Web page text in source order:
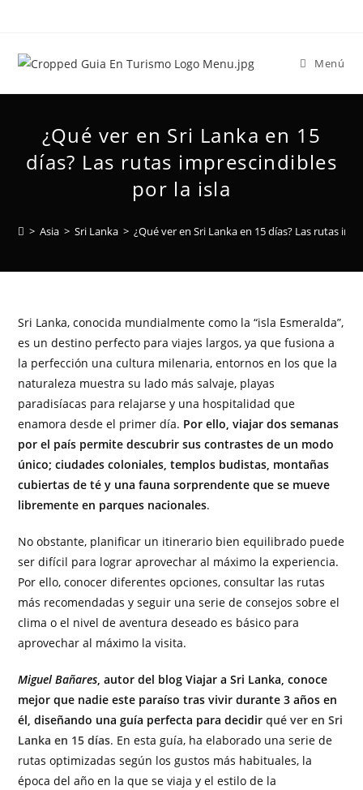
Menú
¿Qué ver en Sri Lanka en 15
días? Las rutas imprescindibles
por la isla
> Asia > Sri Lanka > ¿Qué ver en Sri Lanka en 15 días? Las rutas
Sri Lanka, conocida mundialmente como la “isla Esmeralda”,
es un destino perfecto para viajes largos, ya que fusiona a
la perfección una cultura milenaria, entornos en los que la
naturaleza muestra su lado más salvaje, playas
paradisíacas para relajarse y una hospitalidad que
enamora desde el primer día. Por ello, viajar dos semanas
por el país permite descubrir sus contrastes de un modo
único; ciudades coloniales, templos budistas, montañas
cubiertas de té y una fauna sorprendente que se mueve
libremente en parques nacionales.
No obstante, planificar un itinerario bien equilibrado puede
ser difícil para lograr aprovechar al máximo la experiencia.
Por ello, conocer diferentes opciones, consultar las rutas
más recomendadas y seguir una serie de consejos sobre el
clima o el nivel de aventura deseado es básico para
aprovechar al máximo la visita.
Miguel Bañares, autor del blog Viajar a Sri Lanka, conoce
mejor que nadie este paraíso tras vivir durante 3 años en
él, diseñando una guía perfecta para decidirqué ver en Sri
Lanka en 15 días. En esta guía, ha elaborado una serie de
rutas optimizadas según los gustos más habituales, la
época del año en la que se viaja y el estilo de la